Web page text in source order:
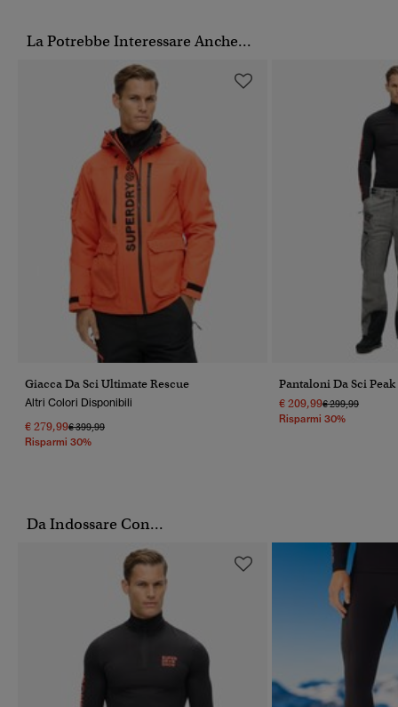
La Potrebbe Interessare Anche...
Giacca Da Sci Ultimate Rescue
Altri Colori Disponibili
€ 279,99Prezzo Ridotto Da
€ 399,99A
Risparmi 30%
Pantaloni Da Sci Peak
€ 209,99Prezzo Ridotto
€ 299,99A
Risparmi 30%
Da Indossare Con...